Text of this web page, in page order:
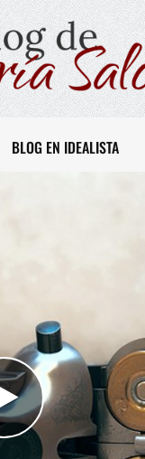
BLOG EN IDEALISTA